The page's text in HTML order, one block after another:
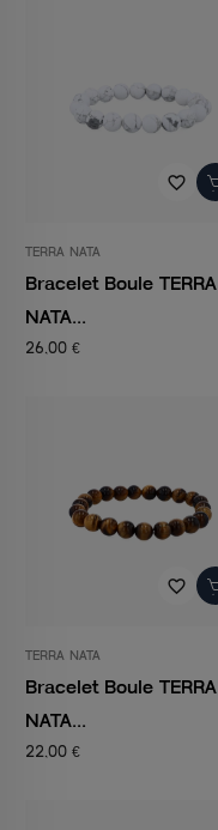
favorite_border
TERRA NATA
Bracelet Boule TERRA
NATA...
26,00 €
favorite_border
TERRA NATA
Bracelet Boule TERRA
NATA...
22,00 €